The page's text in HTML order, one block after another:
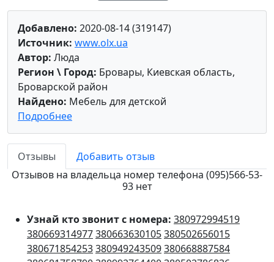
Добавлено: 2020-08-14 (319147)
Источник: www.olx.ua
Автор: Люда
Регион \ Город: Бровары, Киевская область,
Броварской район
Найдено: Мебель для детской
Подробнее
Отзывы
Добавить отзыв
Отзывов на владельца номер телефона (095)566-53-
93 нет
Узнай кто звонит с номера: 380972994519
380669314977380663630105380502656015
380671854253380949243509380668887584